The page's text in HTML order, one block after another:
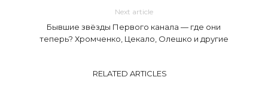
Next article
Бывшие звёзды Первого канала — где они
теперь? Хромченко, Цекало, Олешко и другие
RELATED ARTICLES